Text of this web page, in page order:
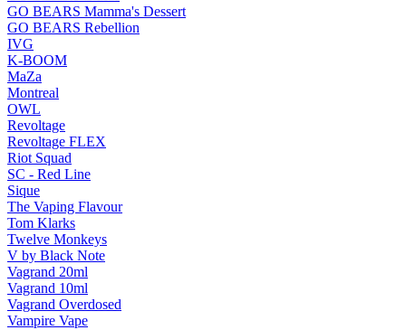
GO BEARS Mamma's Dessert
GO BEARS Rebellion
IVG
K-BOOM
MaZa
Montreal
OWL
Revoltage
Revoltage FLEX
Riot Squad
SC - Red Line
Sique
The Vaping Flavour
Tom Klarks
Twelve Monkeys
V by Black Note
Vagrand 20ml
Vagrand 10ml
Vagrand Overdosed
Vampire Vape